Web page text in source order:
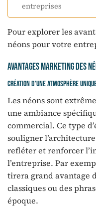
entreprises
Pour explorer les
néons pour votre
Avantages marketing des
Création d’une atmosphère
Les néons sont
une ambiance
commercial. Ce type
souligner
refléter et renforcer
l’entreprise. Par
tirera grand avantage
classiques ou des
époque.